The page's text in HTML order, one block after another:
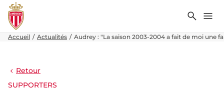
Accueil Actualités Audrey : "La saison 2003-2004 a fait de moi une
Retour
SUPPORTERS